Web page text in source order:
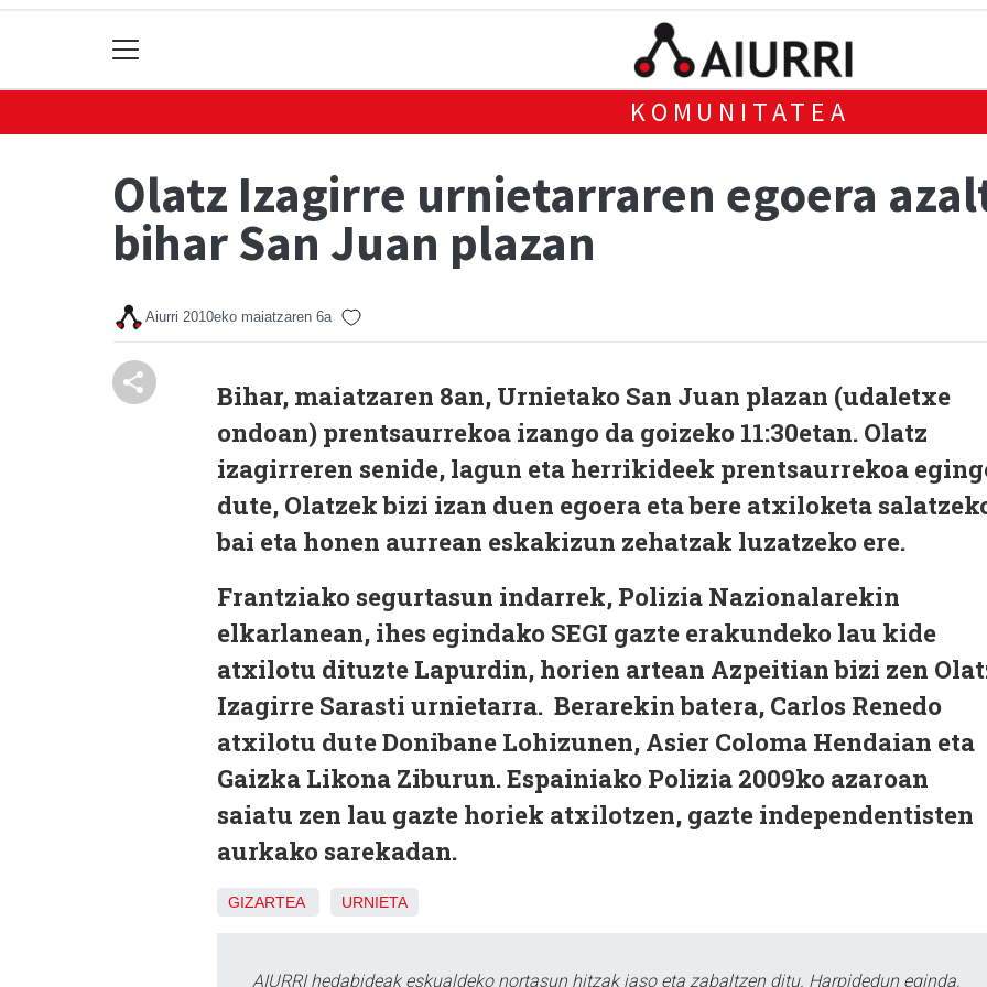
KOMUNITATEA
Olatz Izagirre urnietarraren egoera
bihar San Juan plazan
Aiurri 2010eko maiatzaren 6a
Bihar, maiatzaren 8an, Urnietako San Juan plazan (udaletxe
ondoan) prentsaurrekoa izango da goizeko 11:30etan. Olatz
izagirreren senide, lagun eta herrikideek prentsaurrekoa
dute, Olatzek bizi izan duen egoera eta bere atxiloketa
bai eta honen aurrean eskakizun zehatzak luzatzeko ere.
Frantziako segurtasun indarrek, Polizia Nazionalarekin
elkarlanean, ihes egindako SEGI gazte erakundeko lau kide
atxilotu dituzte Lapurdin, horien artean Azpeitian bizi zen
Izagirre Sarasti urnietarra. Berarekin batera, Carlos Renedo
atxilotu dute Donibane Lohizunen, Asier Coloma Hendaian eta
Gaizka Likona Ziburun. Espainiako Polizia 2009ko azaroan
saiatu zen lau gazte horiek atxilotzen, gazte independentisten
aurkako sarekadan.
GIZARTEA URNIETA
AIURRI hedabideak eskualdeko nortasun hitzak jaso eta zabaltzen ditu. Harpidedun eginda,